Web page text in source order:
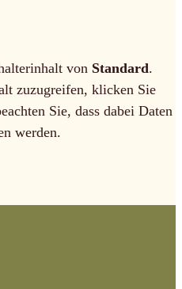
von Standard.
zuzugreifen, klicken Sie
Sie, dass dabei Daten
werden.